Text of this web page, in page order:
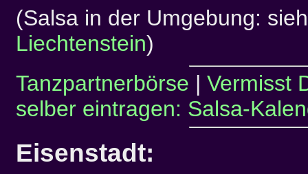
(Salsa in der Umgebung:
Liechtenstein)
Tanzpartnerbörse | Vermisst
selber eintragen: Salsa-
Eisenstadt: